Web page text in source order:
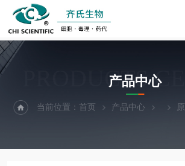
PRODUCTS
产品中心
当前位置：首页 产品中心